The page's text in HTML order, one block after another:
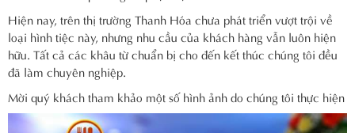
Hiện nay, trên thị trường Thanh Hóa chưa phát triển vượt trội về
loại hình tiệc này, nhưng nhu cầu của khách hàng vẫn luôn hiện
hữu. Tất cả các khâu từ chuẩn bị cho đến kết thúc chúng tôi đều
đã làm chuyên nghiệp.
Mời quý khách tham khảo một số hình ảnh do chúng tôi thực hiện